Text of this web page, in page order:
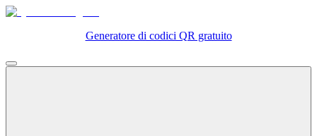
Generatore di codici QR gratuito